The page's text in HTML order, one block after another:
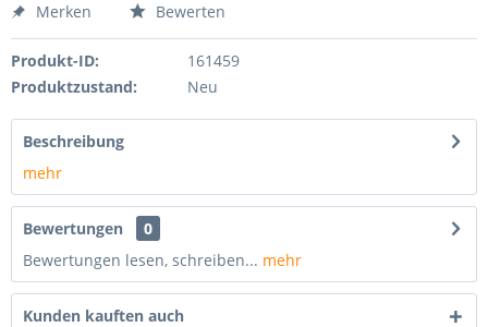
Merken Bewerten
Produkt-ID:
161459
Produktzustand:
Neu
Beschreibung
mehr
Bewertungen
0
Bewertungen lesen, schreiben... mehr
Kunden kauften auch